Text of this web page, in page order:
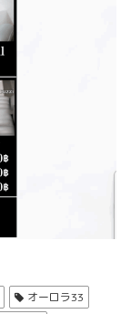
オーロラ33